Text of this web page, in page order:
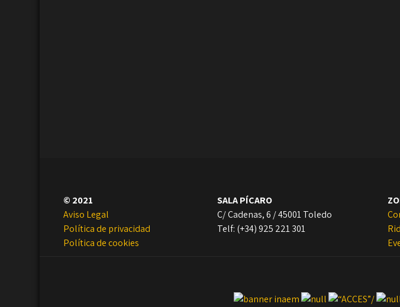
© 2021
Aviso Legal
Política de privacidad
Política de cookies
SALA PÍCARO
C/ Cadenas, 6 / 45001 Toledo
Telf: (+34) 925 221 301